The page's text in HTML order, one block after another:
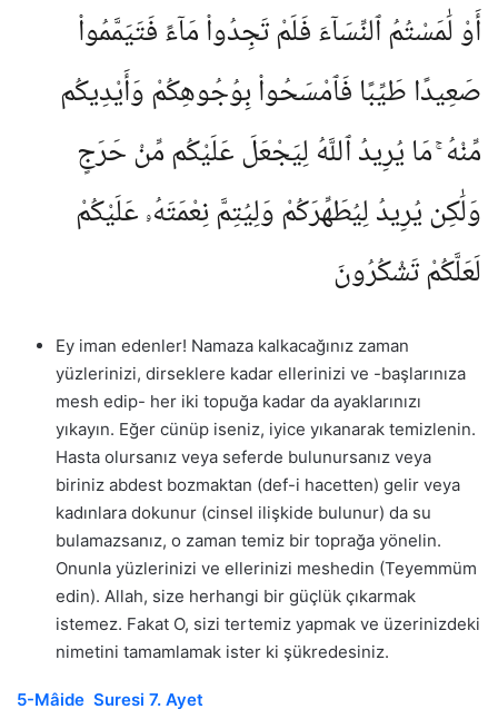
أَوْ لَٰمَسْتُمُ ٱلنِّسَآءَ فَلَمْ تَجِدُوا۟ مَآءً فَتَيَمَّمُوا۟
صَعِيدًا طَيِّبًا فَٱمْسَحُوا۟ بِوُجُوهِكُمْ وَأَيْدِيكُم
مِّنْهُ ۚ مَا يُرِيدُ ٱللَّهُ لِيَجْعَلَ عَلَيْكُم مِّنْ حَرَجٍ
وَلَٰكِن يُرِيدُ لِيُطَهِّرَكُمْ وَلِيُتِمَّ نِعْمَتَهُۥ عَلَيْكُمْ
لَعَلَّكُمْ تَشْكُرُونَ
Ey iman edenler! Namaza kalkacağınız zaman
yüzlerinizi, dirseklere kadar ellerinizi ve -başlarınıza
mesh edip- her iki topuğa kadar da ayaklarınızı
yıkayın. Eğer cünüp iseniz, iyice yıkanarak temizlenin.
Hasta olursanız veya seferde bulunursanız veya
biriniz abdest bozmaktan (def-i hacetten) gelir veya
kadınlara dokunur (cinsel ilişkide bulunur) da su
bulamazsanız, o zaman temiz bir toprağa yönelin.
Onunla yüzlerinizi ve ellerinizi meshedin (Teyemmüm
edin). Allah, size herhangi bir güçlük çıkarmak
istemez. Fakat O, sizi tertemiz yapmak ve üzerinizdeki
nimetini tamamlamak ister ki şükredesiniz.
5-Mâide Suresi 7. Ayet